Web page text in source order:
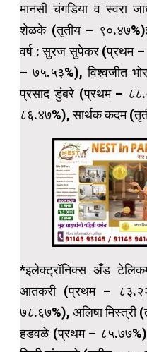
मानसी चंगडिया व स्वरा
शेळके (तृतीय –
वर्ष : सुरज सुपेकर (प्रथम –
– ७५.५३%), विश्वजीत
प्रसाद डुंबरे (प्रथम –
८६.४७%), सार्थक कदम
*इलेक्ट्रॉनिक्स अँड
आतकरी (प्रथम –
७८.६७%), अलिषा मिस्त्री
हडवळे (प्रथम – ८५.७७%),